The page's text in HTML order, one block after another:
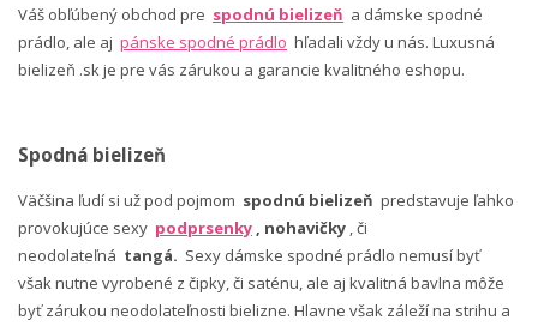
Váš obľúbený obchod pre spodnú bielizeň a dámske spodné
prádlo, ale aj pánske spodné prádlo hľadali vždy u nás. Luxusná
bielizeň .sk je pre vás zárukou a garancie kvalitného eshopu.
Spodná bielizeň
Väčšina ľudí si už pod pojmom spodnú bielizeň predstavuje ľahko
provokujúce sexy podprsenky , nohavičky , či
neodolateľná tangá. Sexy dámske spodné prádlo nemusí byť
však nutne vyrobené z čipky, či saténu, ale aj kvalitná bavlna môže
byť zárukou neodolateľnosti bielizne. Hlavne však záleží na strihu a